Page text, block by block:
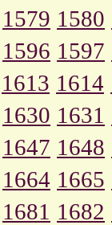
1579 1580
1596 1597
1613 1614
1630 1631
1647 1648
1664 1665
1681 1682